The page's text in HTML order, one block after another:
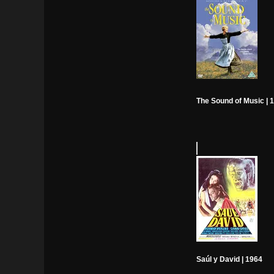
The Sound of Music |
Saúl y David | 1964